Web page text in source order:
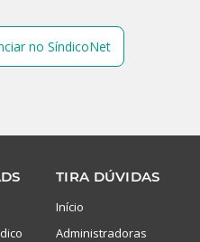
no SíndicoNet
TIRA DÚVIDAS
Início
Administradoras